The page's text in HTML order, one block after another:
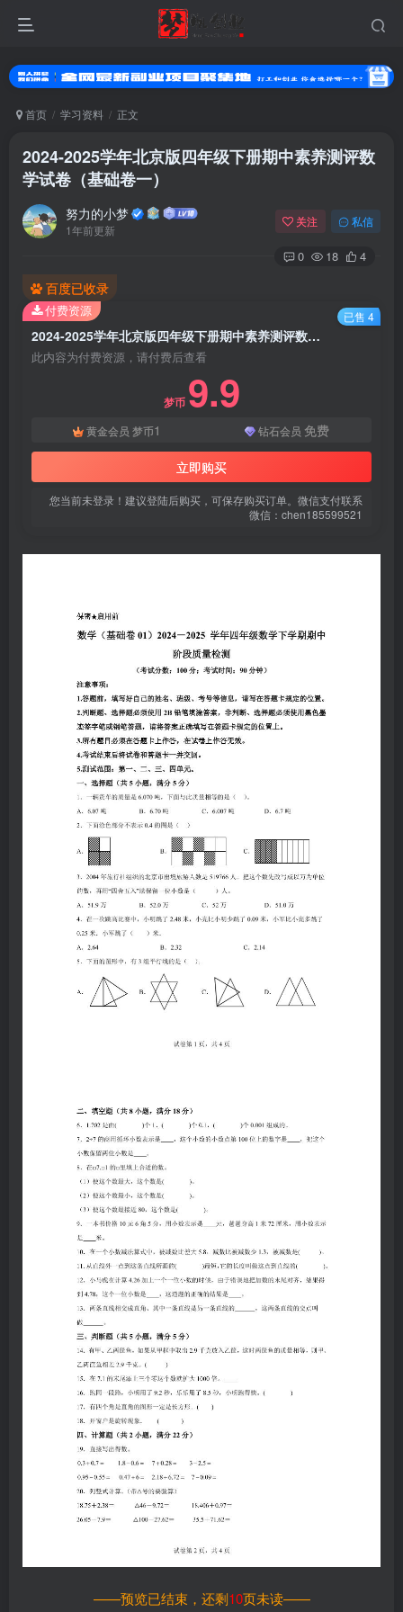
首页 学习资料 正文
2024-2025学年北京版四年级下册期中素养测评数
学试卷（基础卷一）
努力的小梦
1年前更新
关注 私信
0 18 4
百度已收录
2024-2025学年北京版四年级下册期中素养测评数学试卷（基础卷一）
此内容为付费资源，请付费后查看
梦币 9.9
黄金会员 梦币1 钻石会员 免费
立即购买
您当前未登录！建议登陆后购买，可保存购买订单。微信支付联系
微信：chen185599521
付费资源 已售 4
——预览已结束，还剩10页未读——
登录
没有账号？立即注册